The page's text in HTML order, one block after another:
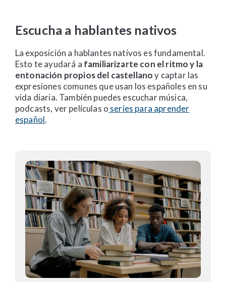
Escucha a hablantes nativos
La exposición a hablantes nativos es fundamental.
Esto te ayudará a familiarizarte con el ritmo y la
entonación propios del castellanoy captar las
expresiones comunes que usan los españoles en su
vida diaria. También puedes escuchar música,
podcasts, ver películas o series para aprender
español.